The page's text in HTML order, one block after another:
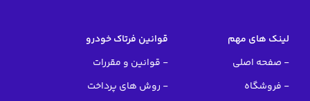
لینک های مهم
- صفحه اصلی
- فروشگاه
قوانین فرتاک خودرو
- قوانین و مقررات
- روش های پرداخت